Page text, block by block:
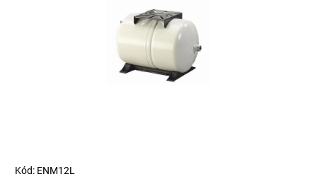
Kód: ENM12L